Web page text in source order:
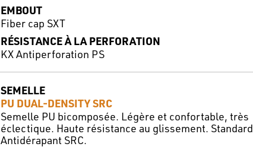
EMBOUT
Fiber cap SXT
RÉSISTANCE À LA PERFORATION
KX Antiperforation PS
SEMELLE
PU DUAL-DENSITY SRC
Semelle PU bicomposée. Légère et confortable, très
éclectique. Haute résistance au glissement. Standard
Antidérapant SRC.